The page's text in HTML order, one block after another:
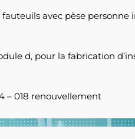
avec pèse
d, pour la fabrication
– 018 renouvellement